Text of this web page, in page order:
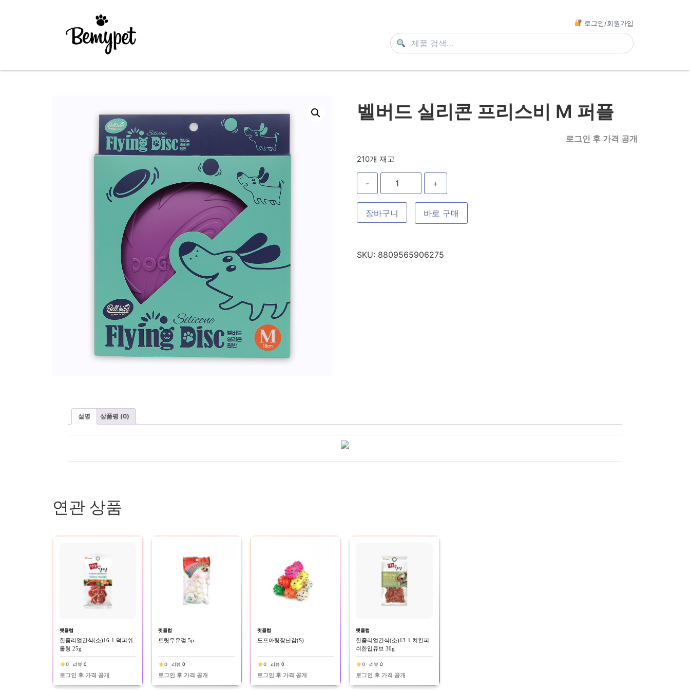
로그인/회원가입
벨버드 실리콘 프리스비 M 퍼플
로그인 후 가격 공개
210개 재고
- +
장바구니 바로 구매
SKU: 8809565906275
설명 상품평 (0)
연관 상품
펫클럽
한줌리얼간식(소)16-1 덕피쉬
롤링 25g
0 리뷰 0
로그인 후 가격 공개
펫클럽
트릿우유껌 5p
0 리뷰 0
로그인 후 가격 공개
펫클럽
도프아령장난감(S)
0 리뷰 0
로그인 후 가격 공개
펫클럽
한줌리얼간식(소)13-1 치킨피
쉬한입큐브 30g
0 리뷰 0
로그인 후 가격 공개